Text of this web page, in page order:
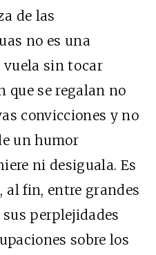
de las
no es una
vuela sin tocar
que se regalan no
convicciones y no
un humor
ni desiguala. Es
al fin, entre grandes
perplejidades
sobre los